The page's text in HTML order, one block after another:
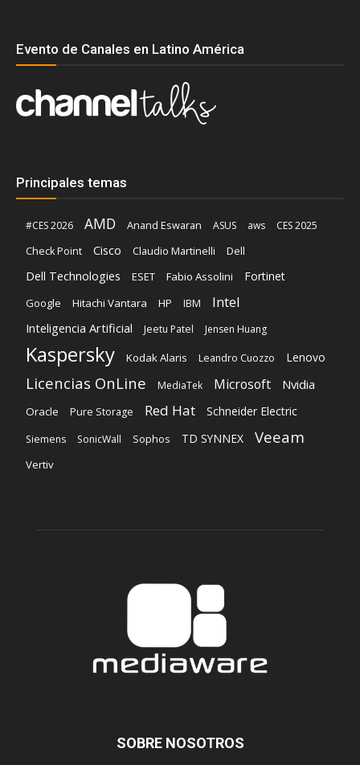
Evento de Canales en Latino América
Principales temas
#CES 2026 AMD Anand Eswaran ASUS aws
CES 2025
Check Point
Cisco Claudio Martinelli Dell
Dell Technologies ESET Fabio Assolini Fortinet
Google Hitachi Vantara HP IBM Intel
Inteligencia Artificial Jeetu Patel Jensen Huang
Kaspersky Kodak Alaris Leandro Cuozzo Lenovo
Licencias OnLine MediaTek Microsoft Nvidia
Oracle Pure Storage Red Hat Schneider Electric
Siemens SonicWall Sophos TD SYNNEX Veeam
Vertiv
SOBRE NOSOTROS